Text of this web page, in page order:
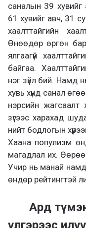
саналын 39
61 хувийг авч, 31
хаалттайгийн
Өнөөдөр өргөн
ялгаагүй
байгаа.
нэг зүйл бий. Намд
хувь хүнд санал
нэрсийн жагсаалт
зүгээс харахад
нийт бодлогын
Хаана популизм
магадлал их.
Учир нь манай
өндөр рейтингтэй
Ард
үлгэрээс